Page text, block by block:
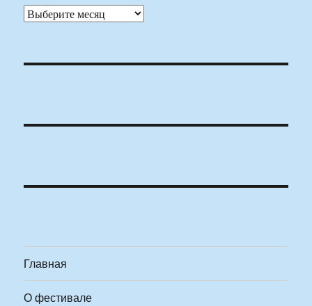
Архивы
Главная
О фестивале